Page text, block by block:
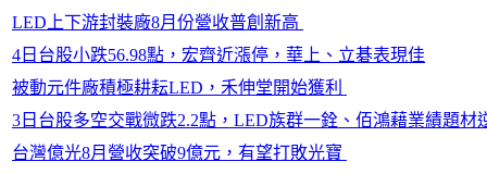
LED上下游封裝廠8月份營收普創新高
4日台股小跌56.98點，宏齊近漲停，華上、立碁表現佳
被動元件廠積極耕耘LED，禾伸堂開始獲利
3日台股多空交戰微跌2.2點，LED族群一銓、佰鴻藉業績題材
台灣億光8月營收突破9億元，有望打敗光寶